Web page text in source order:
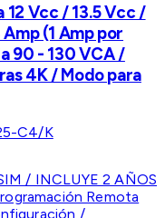
12 Vcc / 13.5 Vcc /
(1 Amp por
90 - 130 VCA /
4K / Modo para
C4/K